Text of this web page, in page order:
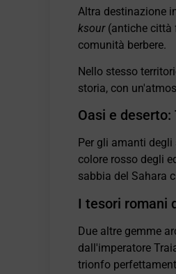
Altra destinazione
ksour(antiche città
comunità berbere.
Nello stesso
storia, con
Oasi e
Per gli amanti
colore rosso degli
sabbia del Sahara
I tesori romani
Due altre gemme
dall'imperatore
trionfo